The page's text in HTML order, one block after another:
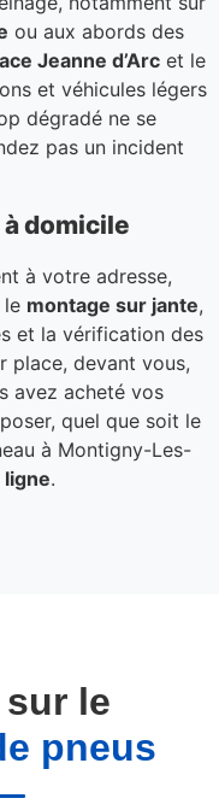
ou aux abords des
Jeanne d’Arc et le
et véhicules légers
dégradé ne se
pas un incident
domicile
à votre adresse,
le montage sur jante,
et la vérification des
place, devant vous,
avez acheté vos
quel que soit le
à Montigny-Les-
.
sur le
pneus